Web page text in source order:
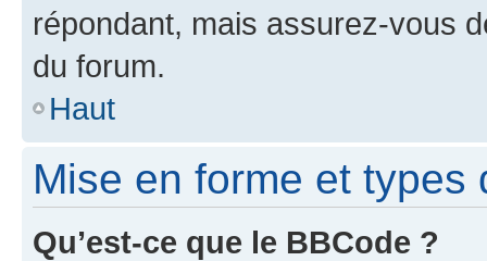
répondant, mais assurez-vous
du forum.
Haut
Mise en forme et types
Qu’est-ce que le BBCode ?